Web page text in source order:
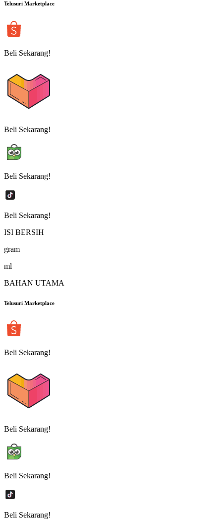
Telusuri Marketplace
Beli Sekarang!
Beli Sekarang!
Beli Sekarang!
Beli Sekarang!
ISI BERSIH
gram
ml
BAHAN UTAMA
Telusuri Marketplace
Beli Sekarang!
Beli Sekarang!
Beli Sekarang!
Beli Sekarang!